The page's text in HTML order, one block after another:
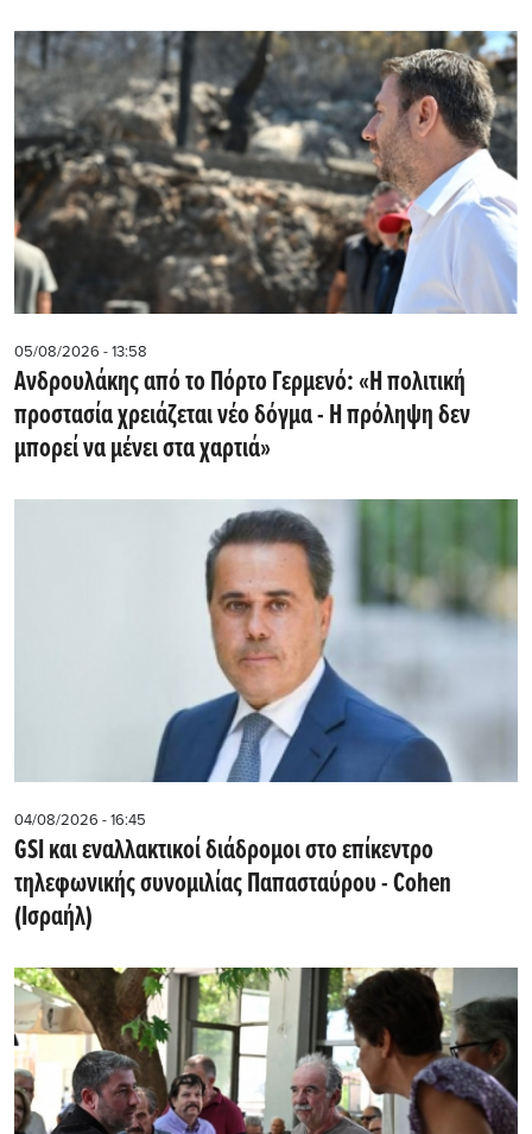
05/08/2026 - 13:58
Ανδρουλάκης από το Πόρτο Γερμενό: «Η πολιτική
προστασία χρειάζεται νέο δόγμα - Η πρόληψη δεν
μπορεί να μένει στα χαρτιά»
04/08/2026 - 16:45
GSI και εναλλακτικοί διάδρομοι στο επίκεντρο
τηλεφωνικής συνομιλίας Παπασταύρου - Cohen
(Ισραήλ)